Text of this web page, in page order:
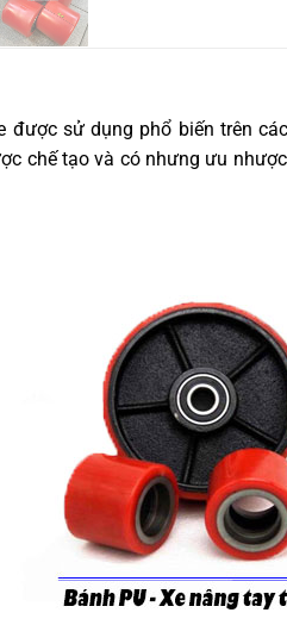
sử dụng phổ biến trên
chế tạo và có nhưng ưu